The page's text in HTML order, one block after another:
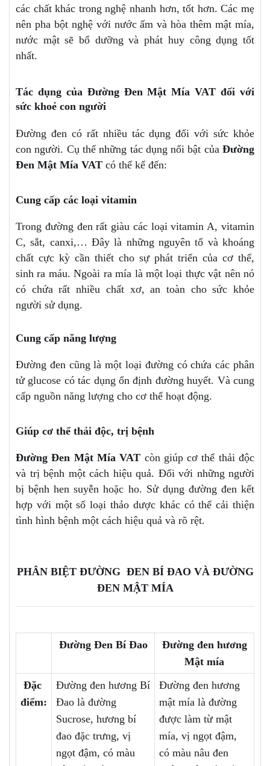
các chất khác trong nghệ nhanh hơn, tốt hơn. Các mẹ
nên pha bột nghệ với nước ấm và hòa thêm mật mía,
nước mật sẽ bổ dưỡng và phát huy công dụng tốt
nhất.
Tác dụng của Đường Đen Mật Mía VAT đối với
sức khoẻ con người
Đường đen có rất nhiều tác dụng đối với sức khỏe
con người. Cụ thể những tác dụng nổi bật của Đường
Đen Mật Mía VAT có thể kể đến:
Cung cấp các loại vitamin
Trong đường đen rất giàu các loại vitamin A, vitamin
C, sắt, canxi,… Đây là những nguyên tố và khoáng
chất cực kỳ cần thiết cho sự phát triển của cơ thể,
sinh ra máu. Ngoài ra mía là một loại thực vật nên nó
có chứa rất nhiều chất xơ, an toàn cho sức khỏe
người sử dụng.
Cung cấp năng lượng
Đường đen cũng là một loại đường có chứa các phân
tử glucose có tác dụng ổn định đường huyết. Và cung
cấp nguồn năng lượng cho cơ thể hoạt động.
Giúp cơ thể thải độc, trị bệnh
Đường Đen Mật Mía VAT còn giúp cơ thể thải độc
và trị bệnh một cách hiệu quả. Đối với những người
bị bệnh hen suyễn hoặc ho. Sử dụng đường đen kết
hợp với một số loại thảo dược khác có thể cải thiện
tình hình bệnh một cách hiệu quả và rõ rệt.
PHÂN BIỆT ĐƯỜNG ĐEN BÍ ĐAO VÀ ĐƯỜNG
ĐEN MẬT MÍA
Đường Đen Bí Đao
Đường đen hương
Mật mía
Đặc
điểm:
Đường đen hương Bí
Đao là đường
Sucrose, hương bí
đao đặc trưng, vị
ngọt đậm, có màu
Đường đen hương
mật mía là đường
được làm từ mật
mía, vị ngọt đậm,
có màu nâu đen